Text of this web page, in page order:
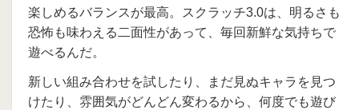
楽しめるバランスが最高。スクラッチ3.0は、明るさも
恐怖も味わえる二面性があって、毎回新鮮な気持ちで
遊べるんだ。
新しい組み合わせを試したり、まだ見ぬキャラを見つ
けたり、雰囲気がどんどん変わるから、何度でも遊び